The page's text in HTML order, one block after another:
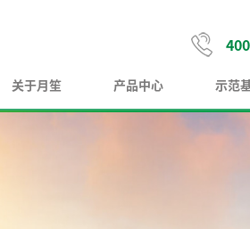
关于月笙 产品中心 示范